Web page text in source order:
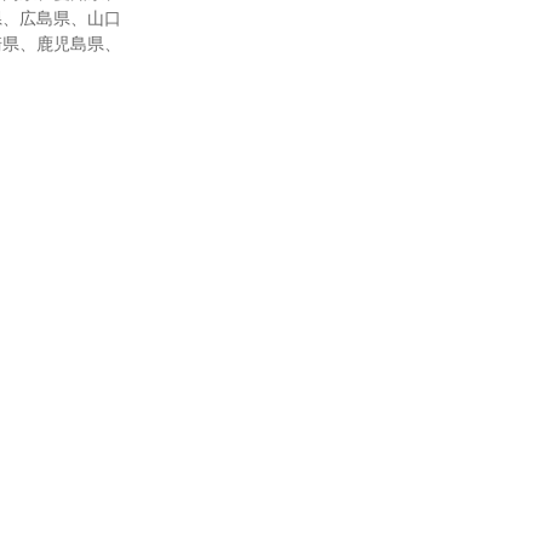
広島県、山口
、鹿児島県、